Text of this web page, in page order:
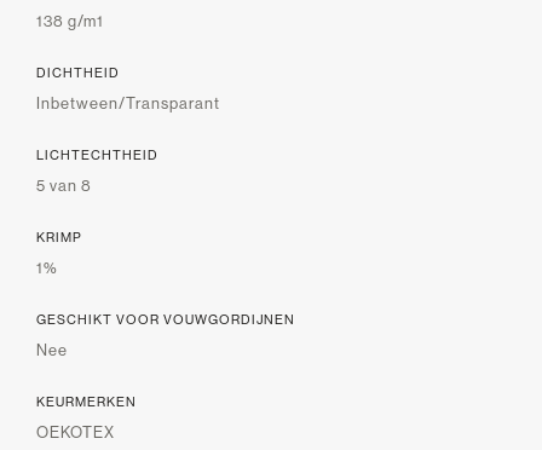
138 g/m1
DICHTHEID
Inbetween/Transparant
LICHTECHTHEID
5 van 8
KRIMP
1%
GESCHIKT VOOR VOUWGORDIJNEN
Nee
KEURMERKEN
OEKOTEX